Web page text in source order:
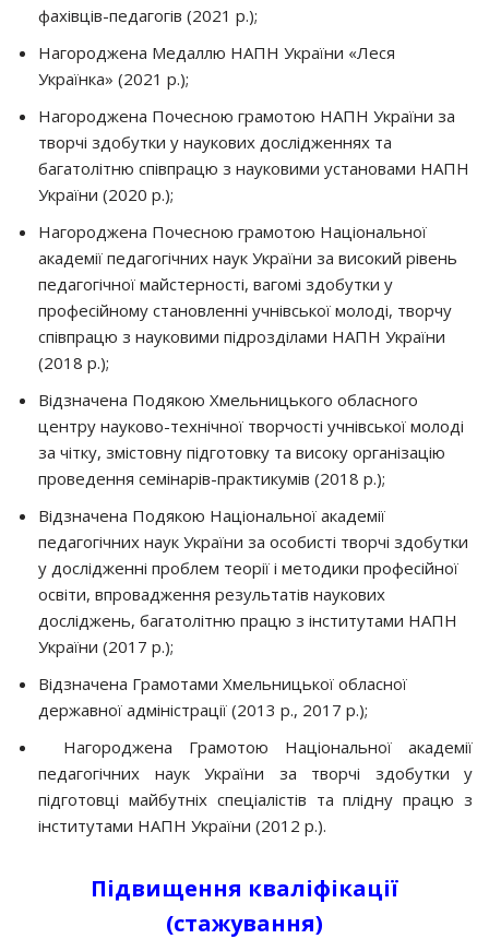
фахівців-педагогів (2021 р.);
Нагороджена Медаллю НАПН України «Леся
Українка» (2021 р.);
Нагороджена Почесною грамотою НАПН України за
творчі здобутки у наукових дослідженнях та
багатолітню співпрацю з науковими установами НАПН
України (2020 р.);
Нагороджена Почесною грамотою Національної
академії педагогічних наук України за високий рівень
педагогічної майстерності, вагомі здобутки у
професійному становленні учнівської молоді, творчу
співпрацю з науковими підрозділами НАПН України
(2018 р.);
Відзначена Подякою Хмельницького обласного
центру науково-технічної творчості учнівської молоді
за чітку, змістовну підготовку та високу організацію
проведення семінарів-практикумів (2018 р.);
Відзначена Подякою Національної академії
педагогічних наук України за особисті творчі здобутки
у дослідженні проблем теорії і методики професійної
освіти, впровадження результатів наукових
досліджень, багатолітню працю з інститутами НАПН
України (2017 р.);
Відзначена Грамотами Хмельницької обласної
державної адміністрації (2013 р., 2017 р.);
Нагороджена Грамотою Національної академії
педагогічних наук України за творчі здобутки у
підготовці майбутніх спеціалістів та плідну працю з
інститутами НАПН України (2012 р.).
Підвищення кваліфікації
(стажування)